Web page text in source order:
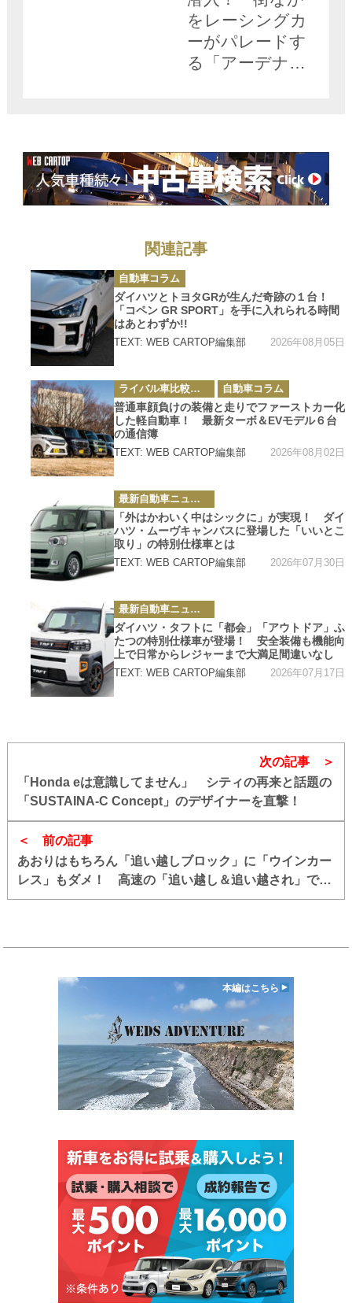
をレーシングカ
ーがパレードす
る「アーデナウ
感動【みどり独
乙通信】
関連記事
カ
テ
ゴ
リ
ー
自動車コラム
ダイハツとトヨタGRが生んだ奇跡の１台！
「コペン GR SPORT」を手に入れられる時間
はあとわずか!!
TEXT: WEB CARTOP編集部 2026年08月05日
カ
テ
ゴ
リ
ー
ライバル車比較テスト 自動車コラム
普通車顔負けの装備と走りでファーストカー化
した軽自動車！ 最新ターボ＆EVモデル６台
の通信簿
TEXT: WEB CARTOP編集部 2026年08月02日
カ
テ
ゴ
リ
ー
最新自動車ニュース
「外はかわいく中はシックに」が実現！ ダイ
ハツ・ムーヴキャンバスに登場した「いいとこ
取り」の特別仕様車とは
TEXT: WEB CARTOP編集部 2026年07月30日
カ
テ
ゴ
リ
ー
最新自動車ニュース
ダイハツ・タフトに「都会」「アウトドア」ふ
たつの特別仕様車が登場！ 安全装備も機能向
上で日常からレジャーまで大満足間違いなし
TEXT: WEB CARTOP編集部 2026年07月17日
前の記事
あおりはもちろん「追い越しブロック」に「ウインカー
レス」もダメ！ 高速の「追い越し＆追い越され」で周
囲をイラつかせる行為をまとめてみた
次の記事
「Honda eは意識してません」 シティの再来と話題の
「SUSTAINA-C Concept」のデザイナーを直撃！
本編はこちら